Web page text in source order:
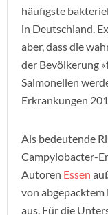
häufigste
in Deutschland.
aber, dass die
der Bevölkerung
Salmonellen
Erkrankungen
Als bedeutende
Campylobacter-
Autoren Essen
von
aus. Für die